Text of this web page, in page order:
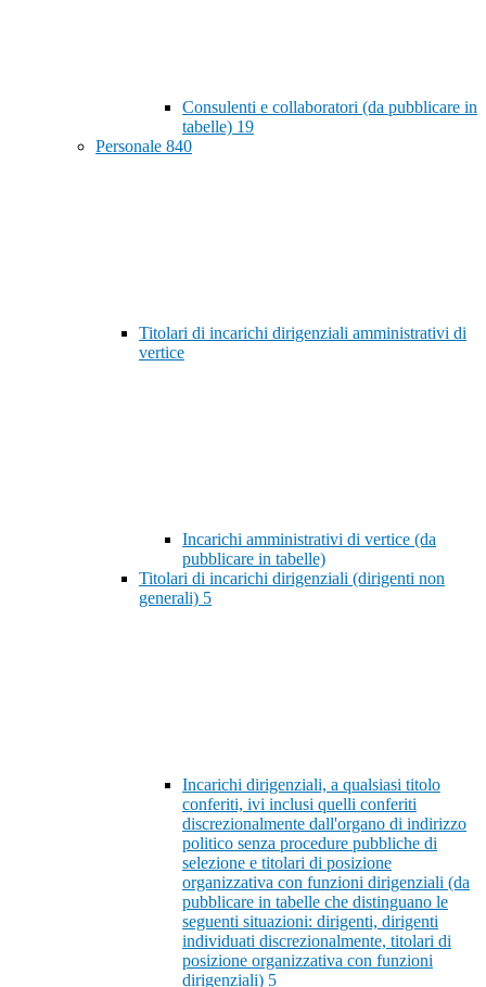
Consulenti e collaboratori (da pubblicare in
tabelle) 19
Personale 840
Titolari di incarichi dirigenziali amministrativi di
vertice
Incarichi amministrativi di vertice (da
pubblicare in tabelle)
Titolari di incarichi dirigenziali (dirigenti non
generali) 5
Incarichi dirigenziali, a qualsiasi titolo
conferiti, ivi inclusi quelli conferiti
discrezionalmente dall'organo di indirizzo
politico senza procedure pubbliche di
selezione e titolari di posizione
organizzativa con funzioni dirigenziali (da
pubblicare in tabelle che distinguano le
seguenti situazioni: dirigenti, dirigenti
individuati discrezionalmente, titolari di
posizione organizzativa con funzioni
dirigenziali) 5